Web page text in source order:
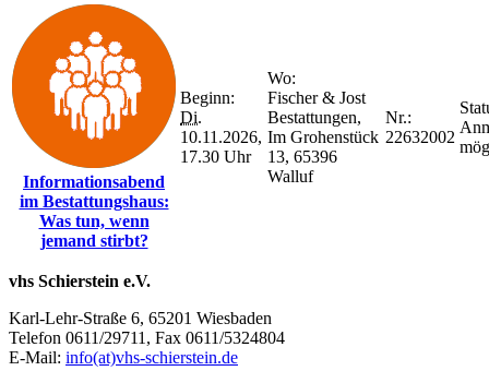
Informationsabend
im Bestattungshaus:
Was tun, wenn
jemand stirbt?
Beginn:
Di.
10.11.2026,
17.30 Uhr
Wo:
Fischer & Jost
Bestattungen,
Im Grohenstück
13, 65396
Walluf
Nr.:
22632002
vhs Schierstein e.V.
Karl-Lehr-Straße 6, 65201 Wiesbaden
Telefon 0611/29711, Fax 0611/5324804
E-Mail: info(at)vhs-schierstein.de